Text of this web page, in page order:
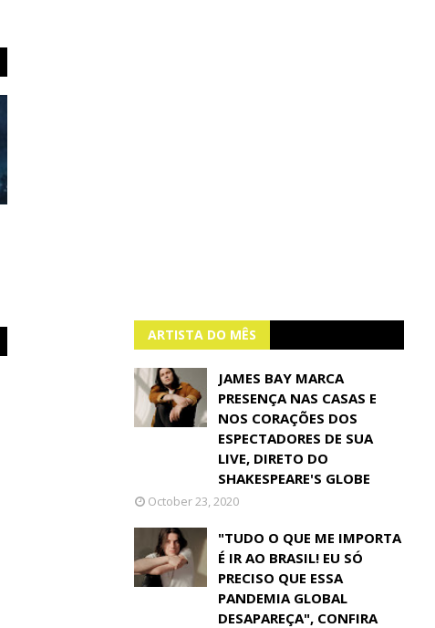
ARTISTA DO MÊS
JAMES BAY MARCA
PRESENÇA NAS CASAS E
NOS CORAÇÕES DOS
ESPECTADORES DE SUA
LIVE, DIRETO DO
SHAKESPEARE'S GLOBE
October 23, 2020
"TUDO O QUE ME IMPORTA
É IR AO BRASIL! EU SÓ
PRECISO QUE ESSA
PANDEMIA GLOBAL
DESAPAREÇA", CONFIRA